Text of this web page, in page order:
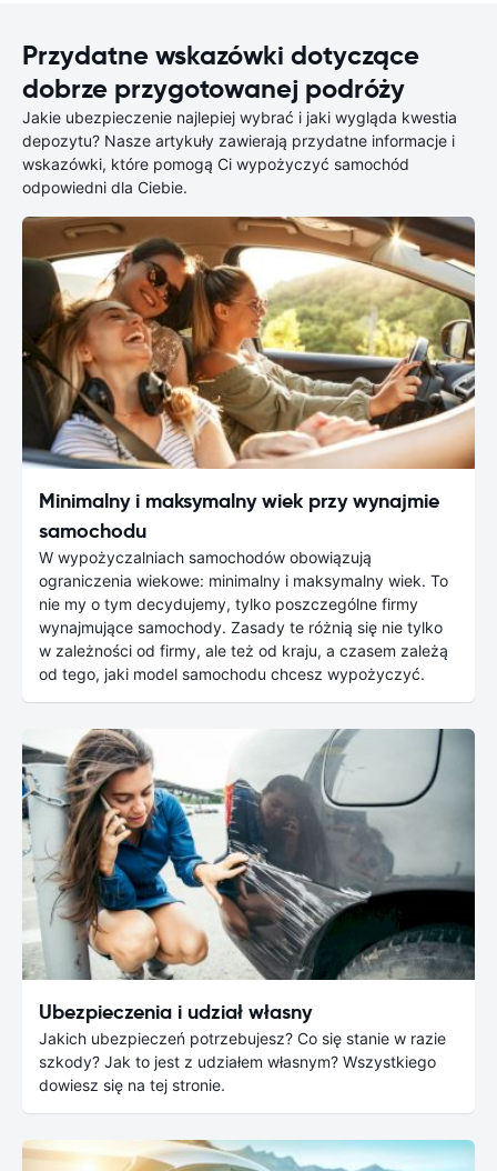
Przydatne wskazówki dotyczące
dobrze przygotowanej podróży
Jakie ubezpieczenie najlepiej wybrać i jaki wygląda kwestia
depozytu? Nasze artykuły zawierają przydatne informacje i
wskazówki, które pomogą Ci wypożyczyć samochód
odpowiedni dla Ciebie.
Minimalny i maksymalny wiek przy wynajmie
samochodu
W wypożyczalniach samochodów obowiązują
ograniczenia wiekowe: minimalny i maksymalny wiek. To
nie my o tym decydujemy, tylko poszczególne firmy
wynajmujące samochody. Zasady te różnią się nie tylko
w zależności od firmy, ale też od kraju, a czasem zależą
od tego, jaki model samochodu chcesz wypożyczyć.
Ubezpieczenia i udział własny
Jakich ubezpieczeń potrzebujesz? Co się stanie w razie
szkody? Jak to jest z udziałem własnym? Wszystkiego
dowiesz się na tej stronie.